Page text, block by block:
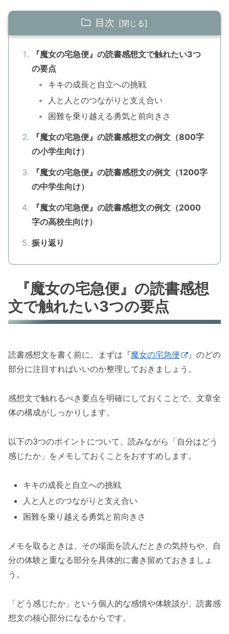
目次
『魔女の宅急便』の読書感想文で触れたい3つ
の要点
キキの成長と自立への挑戦
人と人とのつながりと支え合い
困難を乗り越える勇気と前向きさ
『魔女の宅急便』の読書感想文の例文（800字
の小学生向け）
『魔女の宅急便』の読書感想文の例文（1200字
の中学生向け）
『魔女の宅急便』の読書感想文の例文（2000
字の高校生向け）
振り返り
『魔女の宅急便』の読書感想
文で触れたい3つの要点
読書感想文を書く前に、まずは『魔女の宅急便
』のどの
部分に注目すればいいのか整理しておきましょう。
感想文で触れるべき要点を明確にしておくことで、文章全
体の構成がしっかりします。
以下の3つのポイントについて、読みながら「自分はどう
感じたか」をメモしておくことをおすすめします。
キキの成長と自立への挑戦
人と人とのつながりと支え合い
困難を乗り越える勇気と前向きさ
メモを取るときは、その場面を読んだときの気持ちや、自
分の体験と重なる部分を具体的に書き留めておきましょ
う。
「どう感じたか」という個人的な感情や体験談が、読書感
想文の核心部分になるからです。